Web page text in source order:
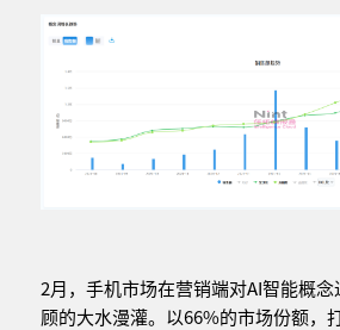
2月，手机市场在营销端对AI智能概
顾的大水漫灌。以66%的市场份额，